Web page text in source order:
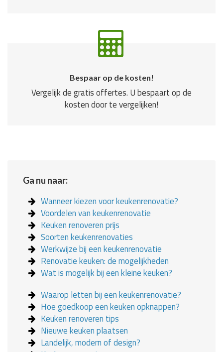
Bespaar op de kosten!
Vergelijk de gratis offertes. U bespaart op de
kosten door te vergelijken!
Ga nu naar:
Wanneer kiezen voor keukenrenovatie?
Voordelen van keukenrenovatie
Keuken renoveren prijs
Soorten keukenrenovaties
Werkwijze bij een keukenrenovatie
Renovatie keuken: de mogelijkheden
Wat is mogelijk bij een kleine keuken?
Waarop letten bij een keukenrenovatie?
Hoe goedkoop een keuken opknappen?
Keuken renoveren tips
Nieuwe keuken plaatsen
Landelijk, modern of design?